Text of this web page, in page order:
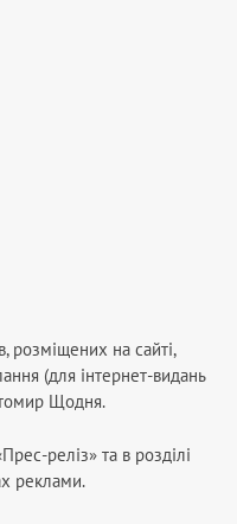
розміщених на сайті,
(для інтернет-видань
Щодня.
реліз» та в розділі
реклами.